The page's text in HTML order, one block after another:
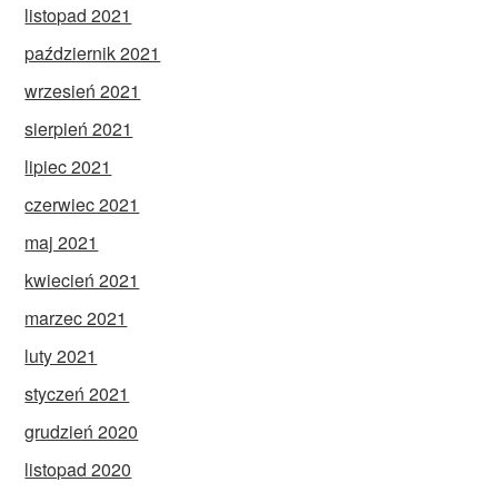
listopad 2021
październik 2021
wrzesień 2021
sierpień 2021
lipiec 2021
czerwiec 2021
maj 2021
kwiecień 2021
marzec 2021
luty 2021
styczeń 2021
grudzień 2020
listopad 2020